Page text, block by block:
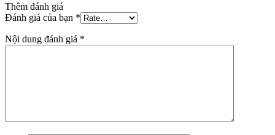
Thêm đánh giá
Đánh giá của bạn *
Nội dung đánh giá *